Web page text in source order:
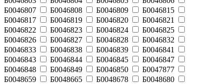
Б0046807
Б0046808 Б0046809
Б0046815
Б0046817
Б0046819 Б0046820
Б0046821
Б0046822
Б0046823 Б0046824
Б0046825
Б0046826
Б0046827 Б0046828
Б0046832
Б0046833
Б0046838 Б0046839
Б0046841
Б0046843
Б0046844 Б0046845
Б0046847
Б0046848
Б0046849 Б0046850
Б0047877
Б0048659
Б0048665 Б0048678
Б0048680